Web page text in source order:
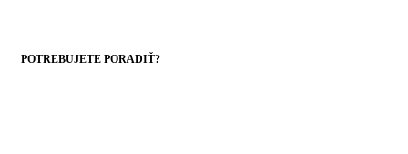
POTREBUJETE PORADIŤ?